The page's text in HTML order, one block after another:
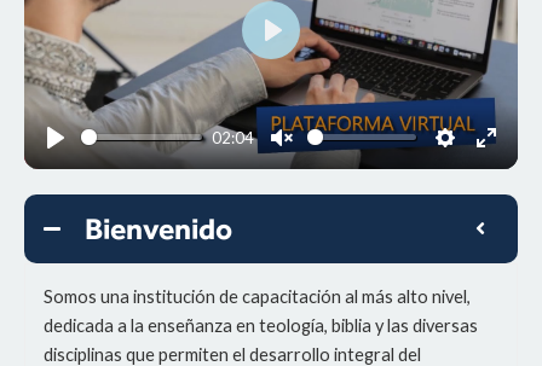
P
l
02:04
U
n
e
e
n
g
n
P
l
a
y
Bienvenido
Somos una institución de capacitación al más alto nivel,
dedicada a la enseñanza en teología, biblia y las diversas
disciplinas que permiten el desarrollo integral del